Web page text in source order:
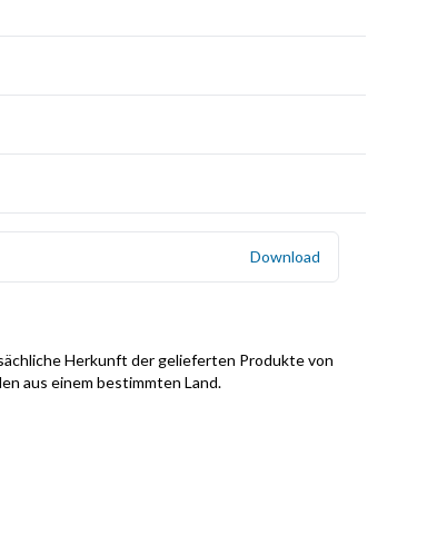
Download
Herkunft der gelieferten Produkte von
aus einem bestimmten Land.